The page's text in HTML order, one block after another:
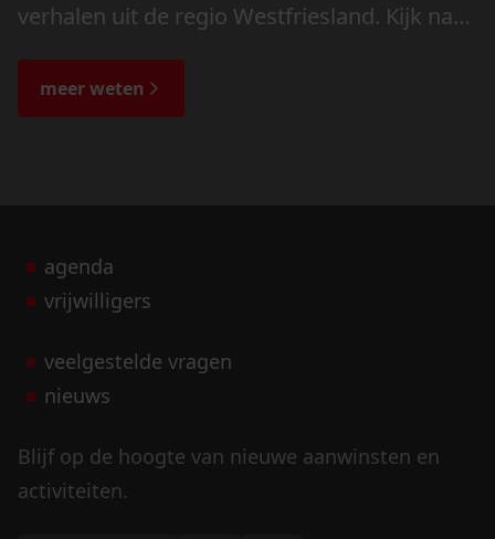
verhalen uit de regio Westfriesland. Kijk naar
de bijzondere verhalen.
meer weten
agenda
vrijwilligers
veelgestelde vragen
nieuws
Blijf op de hoogte van nieuwe aanwinsten en
activiteiten.